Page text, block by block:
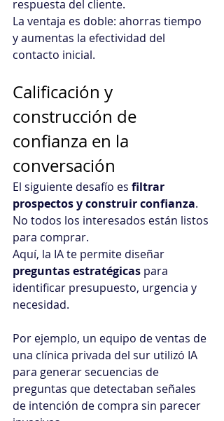
respuesta del cliente.
La ventaja es doble: ahorras tiempo
y aumentas la efectividad del
contacto inicial.
Calificación y
construcción de
confianza en la
conversación
El siguiente desafío es filtrar
prospectos y construir confianza.
No todos los interesados están listos
para comprar.
Aquí, la IA te permite diseñar
preguntas estratégicas para
identificar presupuesto, urgencia y
necesidad.
Por ejemplo, un equipo de ventas de
una clínica privada del sur utilizó IA
para generar secuencias de
preguntas que detectaban señales
de intención de compra sin parecer